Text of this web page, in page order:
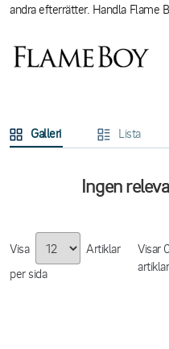
andra efterrätter. Handla Flame
Galleri Lista
Ingen
Visa
Artiklar
per sida
Visar
artiklar